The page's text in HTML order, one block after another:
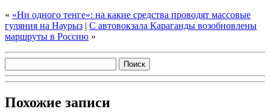
« «Ни одного тенге»: на какие средства проводят массовые
гуляния на Наурыз | С автовокзала Караганды возобновлены
маршруты в Россию »
Похожие записи